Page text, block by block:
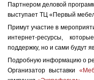
Партнером деловой
выступает ТЦ «Первый
Примут участие в
интернет-ресурсы,
поддержку, но и сами будут
Подробную информацию о
Организатор выставки